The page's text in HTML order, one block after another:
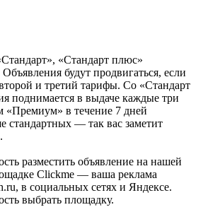
«Стандарт плюс»
будут продвигаться, если
и третий тарифы. Со «Стандарт
поднимается в выдаче каждые три
«Премиум» в течение 7 дней
стандартных — так вас заметит
разместить объявление на нашей
Clickme — ваша реклама
в социальных сетях и Яндексе.
выбрать площадку.